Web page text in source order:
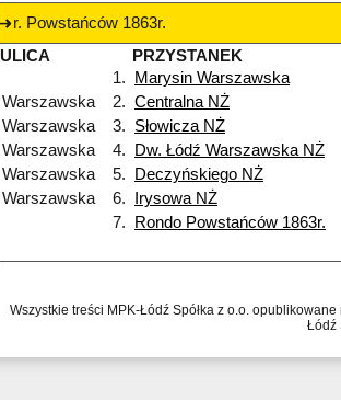
r. Powstańców 1863r.
ULICA
PRZYSTANEK
1.
Marysin Warszawska
Warszawska
2. Centralna NŻ
Warszawska
3.
Słowicza NŻ
Warszawska
4. Dw. Łódź Warszawska NŻ
Warszawska
5. Deczyńskiego NŻ
Warszawska
6.
Irysowa NŻ
7.
Rondo Powstańców 1863r.
Wszystkie treści MPK-Łódź Spółka z o.o.
Łódź